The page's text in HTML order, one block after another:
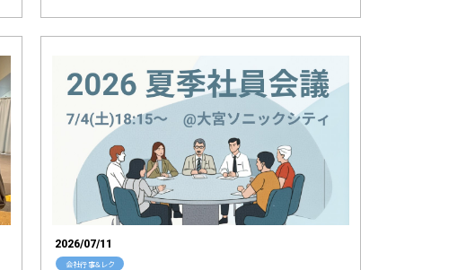
2026/07/11
会社行事＆レク